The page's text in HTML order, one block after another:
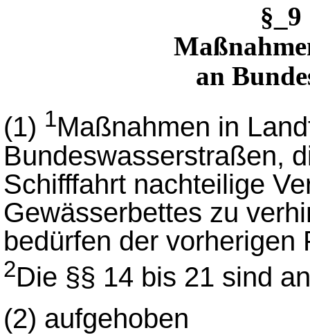
an
(1) 1Maßnahmen in
Bundeswasserstraßen,
Schifffahrt nachteilige
Gewässerbettes zu
bedürfen der vorherigen
2Die §§ 14 bis 21 sind
(2) aufgehoben